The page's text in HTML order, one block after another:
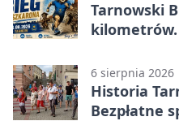
Tarnowski
kilometrów.
6 sierpnia 2026
Historia
Bezpłatne